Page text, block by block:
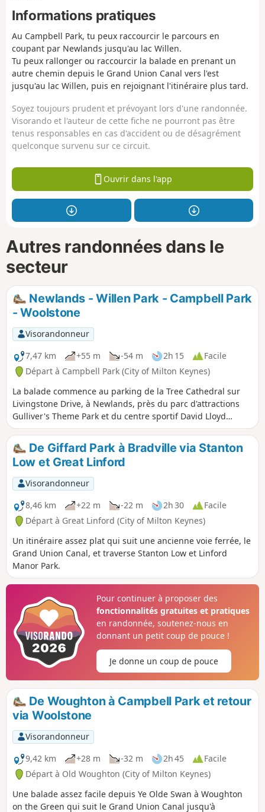
Informations pratiques
Au Campbell Park, tu peux raccourcir le parcours en
coupant par Newlands jusqu'au lac Willen.
Tu peux rallonger ou raccourcir la balade en prenant un
autre chemin depuis le Grand Union Canal vers l'est
jusqu'au lac Willen, puis en rejoignant l'itinéraire plus tard.
Soyez toujours prudent et prévoyant lors d'une randonnée.
Visorando et l'auteur de cette fiche ne pourront pas être
tenus responsables en cas d'accident ou de désagrément
quelconque survenu sur ce circuit.
Ouvrir dans l'app
Autres randonnées dans le
secteur
Newlands - Willen Park - Campbell Park
- Woolstone
Visorandonneur
7,47 km
+55 m -54 m 2h 15
Facile
Départ à Campbell Park (City of Milton Keynes)
La balade commence au parking de la Tree Cathedral sur
Livingstone Drive, à Newlands, près du parc d'attractions
Gulliver's Theme Park et du centre sportif David Lloyd
Sports Centre.
De Giffard Park à Bradville via Stanton
Low et Great Linford
Visorandonneur
8,46 km
+22 m -22 m 2h 30
Facile
Départ à Great Linford (City of Milton Keynes)
Un itinéraire assez plat qui suit une ancienne voie ferrée, le
Grand Union Canal, et traverse Stanton Low et Linford
Manor Park.
Pour continuer à proposer des
fonctionnalités gratuites et pratiques
en randonnée, soutenez-nous en
donnant un petit coup de pouce !
Je donne un coup de pouce
De Woughton à Campbell Park et retour
via Woolstone
Visorandonneur
9,42 km
+28 m -32 m 2h 45
Facile
Départ à Old Woughton (City of Milton Keynes)
Une balade assez facile depuis Ye Olde Swan à Woughton
on the Green qui suit le Grand Union Canal jusqu'à